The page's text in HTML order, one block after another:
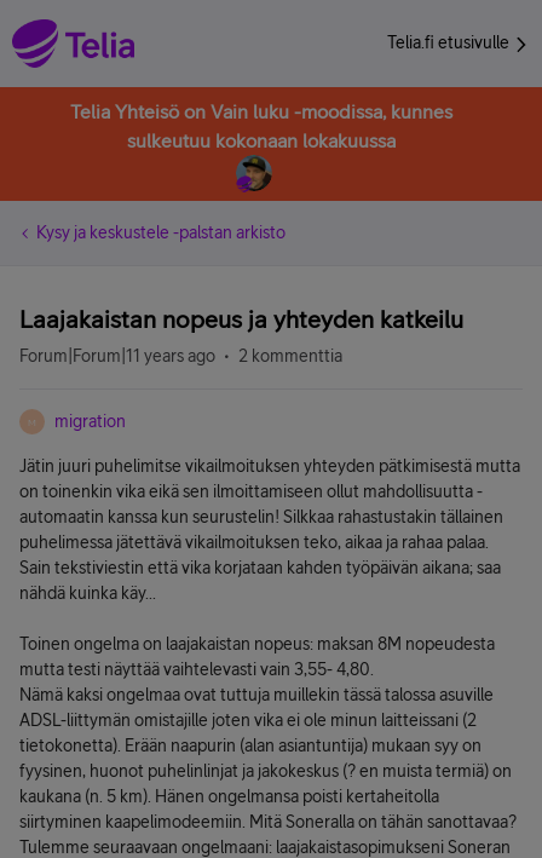
Telia.fi etusivulle
Telia Yhteisö on Vain luku -moodissa, kunnes
sulkeutuu kokonaan lokakuussa
Kysy ja keskustele -palstan arkisto
Laajakaistan nopeus ja yhteyden katkeilu
Forum|Forum|11 years ago 2 kommenttia
M migration
Jätin juuri puhelimitse vikailmoituksen yhteyden pätkimisestä mutta
on toinenkin vika eikä sen ilmoittamiseen ollut mahdollisuutta -
automaatin kanssa kun seurustelin! Silkkaa rahastustakin tällainen
puhelimessa jätettävä vikailmoituksen teko, aikaa ja rahaa palaa.
Sain tekstiviestin että vika korjataan kahden työpäivän aikana; saa
nähdä kuinka käy...
Toinen ongelma on laajakaistan nopeus: maksan 8M nopeudesta
mutta testi näyttää vaihtelevasti vain 3,55- 4,80.
Nämä kaksi ongelmaa ovat tuttuja muillekin tässä talossa asuville
ADSL-liittymän omistajille joten vika ei ole minun laitteissani (2
tietokonetta). Erään naapurin (alan asiantuntija) mukaan syy on
fyysinen, huonot puhelinlinjat ja jakokeskus (? en muista termiä) on
kaukana (n. 5 km). Hänen ongelmansa poisti kertaheitolla
siirtyminen kaapelimodeemiin. Mitä Soneralla on tähän sanottavaa?
Tulemme seuraavaan ongelmaani: laajakaistasopimukseni Soneran